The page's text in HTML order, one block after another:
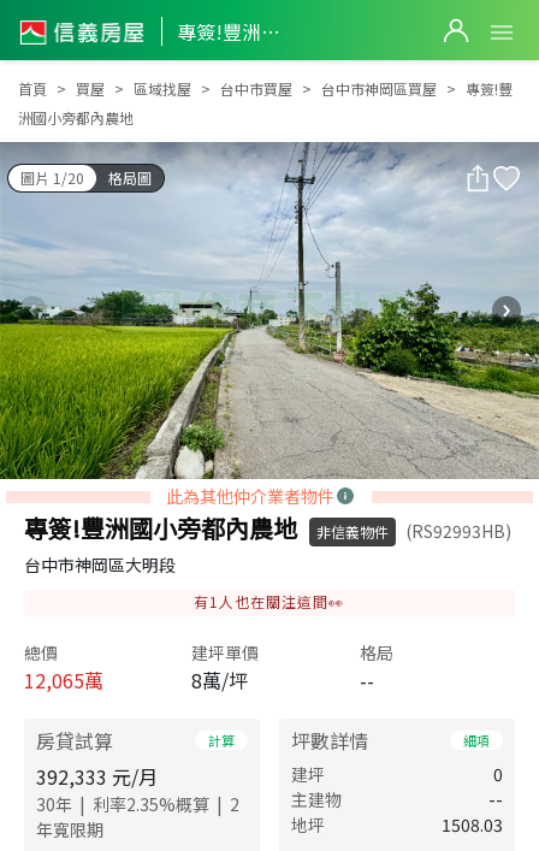
專簽!豐洲國小旁都內農地
專簽!豐洲國小旁都內農地
首頁 買屋 區域找屋 台中市買屋 台中市神岡區買屋
專簽!豐
洲國小旁都內農地
圖片 1/20 格局圖
此為其他仲介業者物件
專簽!豐洲國小旁都內農地 非信義物件
(RS92993HB)
台中市神岡區大明段
有1 人也在關注這間👀
總價
12,065萬
建坪單價
8萬/坪
格局
--
房貸試算 計算
392,333 元/月
30年 | 利率2.35%概算 | 2
年寬限期
坪數詳情 細項
建坪
0
主建物
--
地坪
1508.03